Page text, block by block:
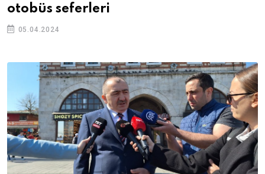
otobüs seferleri
05.04.2024